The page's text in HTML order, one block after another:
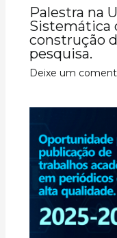
Palestra na
Sistemática
construção
pesquisa.
Deixe um